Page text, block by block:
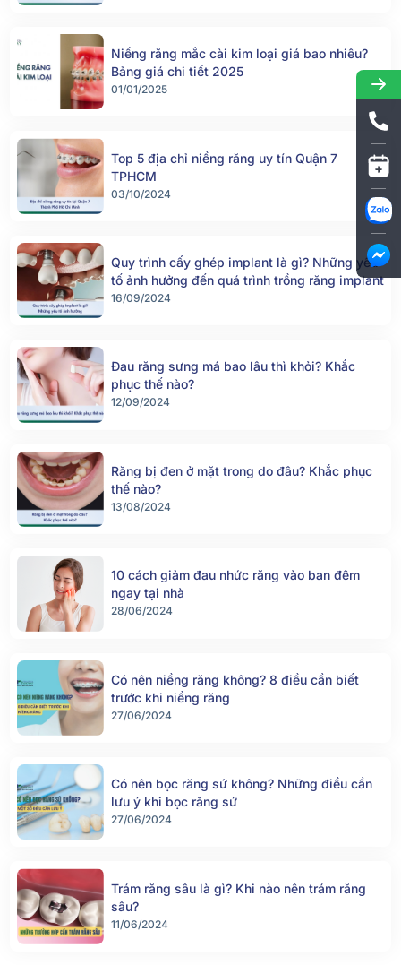
Niềng răng mắc cài kim loại giá bao nhiêu?
Bảng giá chi tiết 2025
01/01/2025
Top 5 địa chỉ niềng răng uy tín Quận 7
TPHCM
03/10/2024
Quy trình cấy ghép implant là gì? Những yếu
tố ảnh hưởng đến quá trình trồng răng implant
16/09/2024
Đau răng sưng má bao lâu thì khỏi? Khắc
phục thế nào?
12/09/2024
Răng bị đen ở mặt trong do đâu? Khắc phục
thế nào?
13/08/2024
10 cách giảm đau nhức răng vào ban đêm
ngay tại nhà
28/06/2024
Có nên niềng răng không? 8 điều cần biết
trước khi niềng răng
27/06/2024
Có nên bọc răng sứ không? Những điều cần
lưu ý khi bọc răng sứ
27/06/2024
Trám răng sâu là gì? Khi nào nên trám răng
sâu?
11/06/2024